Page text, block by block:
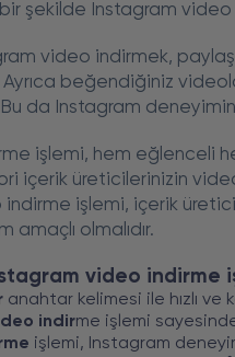
şekilde Instagram
video indirmek,
beğendiğiniz
da Instagram
işlemi, hem eğlenceli
içerik üreticilerinizin
indirme işlemi, içerik
amaçlı olmalıdır.
video indirme
anahtar kelimesi ile hızlı
indirme işlemi
işlemi, Instagram